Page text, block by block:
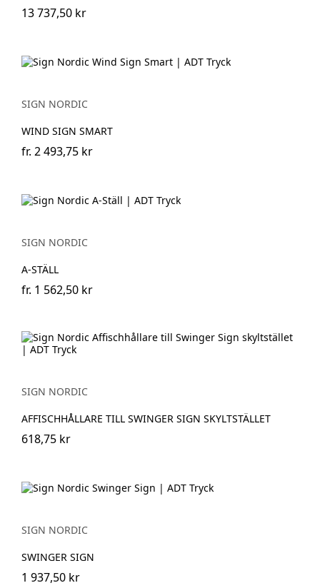
13 737,50 kr
SIGN NORDIC
WIND SIGN SMART
fr. 2 493,75 kr
SIGN NORDIC
A-STÄLL
fr. 1 562,50 kr
SIGN NORDIC
AFFISCHHÅLLARE TILL SWINGER SIGN SKYLTSTÄLLET
618,75 kr
SIGN NORDIC
SWINGER SIGN
1 937,50 kr